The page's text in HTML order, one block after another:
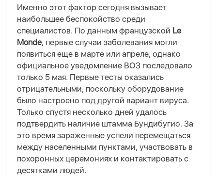
Именно этот фактор сегодня вызывает
наибольшее беспокойство среди
специалистов. По данным французской Le
Monde, первые случаи заболевания могли
появиться еще в марте или апреле, однако
официальное уведомление ВОЗ последовало
только 5 мая. Первые тесты оказались
отрицательными, поскольку оборудование
было настроено под другой вариант вируса.
Только спустя несколько дней удалось
подтвердить наличие штамма Бундибугио. За
это время зараженные успели перемещаться
между населенными пунктами, участвовать в
похоронных церемониях и контактировать с
десятками людей.